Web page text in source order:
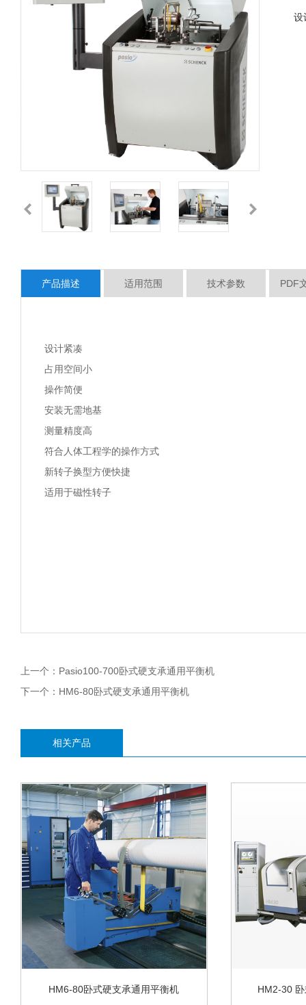
设
产品描述 适用范围 技术参数 PDF
设计紧凑
占用空间小
操作简便
安装无需地基
测量精度高
符合人体工程学的操作方式
新转子换型方便快捷
适用于磁性转子
上一个： Pasio100-700卧式硬支承通用平衡机
下一个： HM6-80卧式硬支承通用平衡机
相关产品
HM6-80卧式硬支承通用平衡机 HM2-30